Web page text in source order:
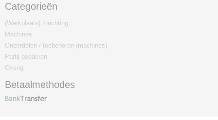
Categorieën
(Werkplaats) Inrichting
Machines
Onderdelen / toebehoren (machines)
Partij goederen
Overig
Betaalmethodes